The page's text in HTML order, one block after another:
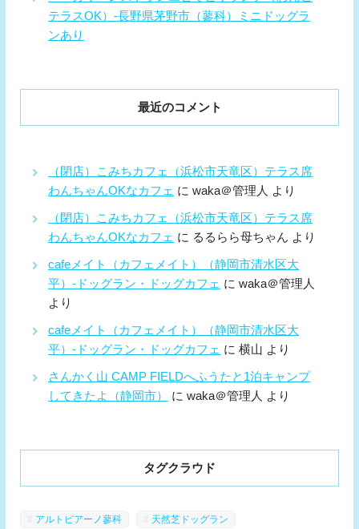
テラスOK）-長野県茅野市（蓼科）ミニドッグラ
ンあり
最近のコメント
（閉店）こみちカフェ（浜松市天竜区）テラス席
わんちゃんOKなカフェ に waka＠管理人 より
（閉店）こみちカフェ（浜松市天竜区）テラス席
わんちゃんOKなカフェ に るるらら母ちゃん より
cafeメイト（カフェメイト）（静岡市清水区大
平）-ドッグラン・ドッグカフェ に waka＠管理人
より
cafeメイト（カフェメイト）（静岡市清水区大
平）-ドッグラン・ドッグカフェ に 横山 より
さんかく山 CAMP FIELDへふうたと1泊キャンプ
してきたよ（静岡市）
に waka＠管理人 より
タグクラウド
アルトピアーノ蓼科 天然芝ドッグラン